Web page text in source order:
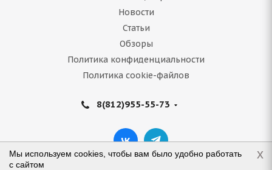
Новости
Статьи
Обзоры
Политика конфиденциальности
Политика cookie-файлов
8(812)955-55-73
Мы используем cookies, чтобы вам было удобно работать
с сайтом
x